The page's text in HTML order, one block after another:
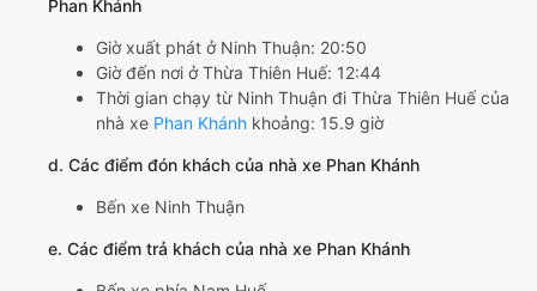
Phan Khánh
Giờ xuất phát ở Ninh Thuận: 20:50
Giờ đến nơi ở Thừa Thiên Huế: 12:44
Thời gian chạy từ Ninh Thuận đi Thừa Thiên Huế của
nhà xe Phan Khánh khoảng: 15.9 giờ
d. Các điểm đón khách của nhà xe Phan Khánh
Bến xe Ninh Thuận
e. Các điểm trả khách của nhà xe Phan Khánh